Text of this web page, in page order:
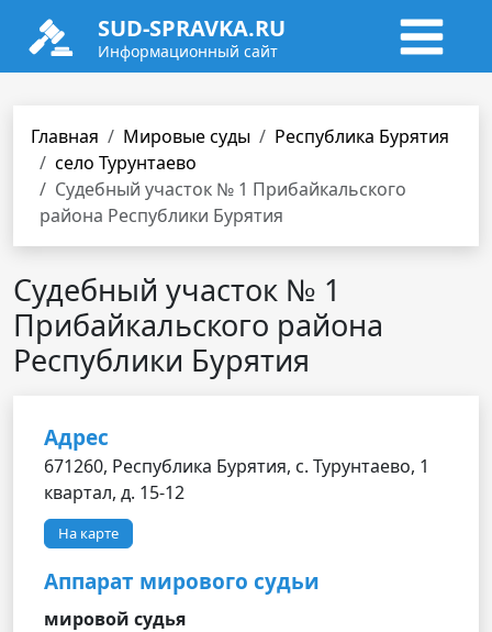
SUD-SPRAVKA.RU
Информационный сайт
Главная Мировые суды
Республика Бурятия
село Турунтаево
Судебный участок № 1 Прибайкальского
района Республики Бурятия
Судебный участок № 1
Прибайкальского района
Республики Бурятия
Адрес
671260, Республика Бурятия, с. Турунтаево, 1
квартал, д. 15-12
На карте
Аппарат мирового судьи
мировой судья